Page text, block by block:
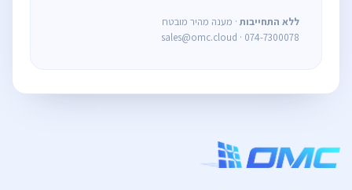
ללא התחייבות · מענה מהיר מובטח
sales@omc.cloud · 074-7300078